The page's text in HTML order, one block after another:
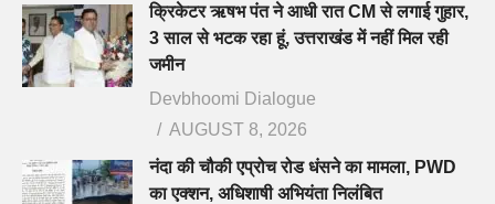
क्रिकेटर ऋषभ पंत ने आधी रात CM से लगाई गुहार,
3 साल से भटक रहा हूं, उत्तराखंड में नहीं मिल रही
जमीन
Devbhoomi Dialogue
AUGUST 8, 2026
नंदा की चौकी एप्रोच रोड धंसने का मामला, PWD
का एक्शन, अधिशाषी अभियंता निलंबित